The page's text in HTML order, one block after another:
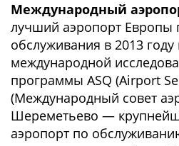
Международный
лучший аэропорт Европы
обслуживания в 2013 году
международной
программы ASQ (Airport
(Международный совет
Шереметьево —
аэропорт по